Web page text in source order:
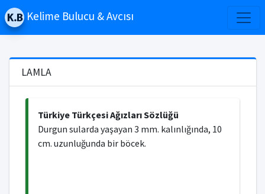
Kelime Bulucu & Avcısı
LAMLA
Türkiye Türkçesi Ağızları Sözlüğü
Durgun sularda yaşayan 3 mm. kalınlığında, 10
cm. uzunluğunda bir böcek.